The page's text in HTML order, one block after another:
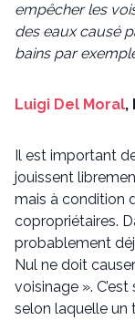
empêcher les
des eaux causé
bains par
Luigi Del Moral,
Il est important
jouissent
mais à condition
copropriétaires.
probablement
Nul ne doit
voisinage ».
selon laquelle un